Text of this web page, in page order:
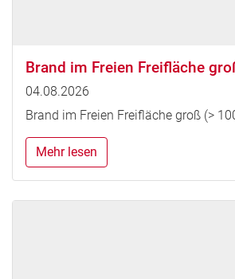
Brand im Freien Freifläche
04.08.2026
Brand im Freien Freifläche groß (>
Mehr lesen